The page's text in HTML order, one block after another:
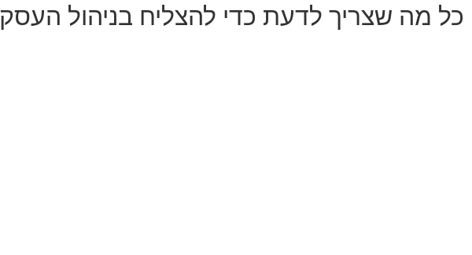
כל מה שצריך לדעת כדי להצליח בניהול העסק